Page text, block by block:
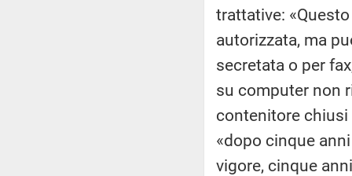
trattative:
autorizzata, ma
secretata o per
su computer non
contenitore
«dopo cinque
vigore, cinque